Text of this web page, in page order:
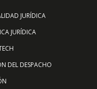
JURÍDICA
JURÍDICA
DEL DESPACHO